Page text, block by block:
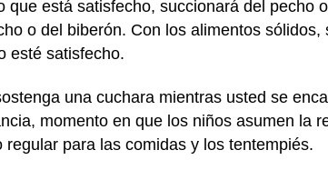
está satisfecho, succionará del pecho
o del biberón. Con los alimentos
esté satisfecho.
una cuchara mientras usted se
momento en que los niños asumen la
para las comidas y los tentempiés.